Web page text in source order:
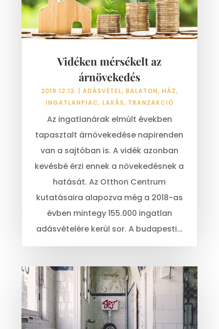
Vidéken mérsékelt az
árnövekedés
2018.12.12. ADÁSVÉTEL, BALATON, HÁZ,
INGATLANPIAC, LAKÁS, TRANZAKCIÓ
Az ingatlanárak elmúlt években
tapasztalt árnövekedése napirenden
van a sajtóban is. A vidék azonban
kevésbé érzi ennek a növekedésnek a
hatását. Az Otthon Centrum
kutatásaira alapozva még a 2018-as
évben mintegy 155.000 ingatlan
adásvételére kerül sor. A budapesti...